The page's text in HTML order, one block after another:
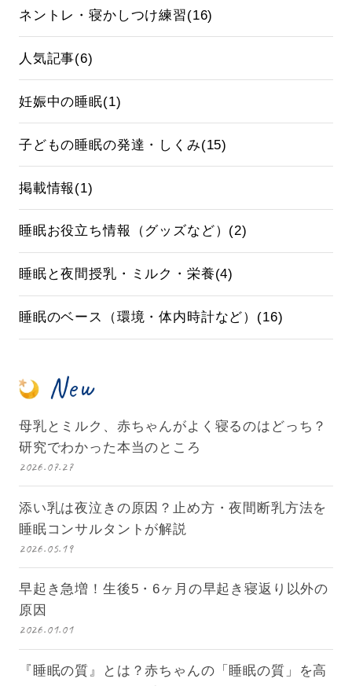
ネントレ・寝かしつけ練習(16)
人気記事(6)
妊娠中の睡眠(1)
子どもの睡眠の発達・しくみ(15)
掲載情報(1)
睡眠お役立ち情報（グッズなど）(2)
睡眠と夜間授乳・ミルク・栄養(4)
睡眠のベース（環境・体内時計など）(16)
New
母乳とミルク、赤ちゃんがよく寝るのはどっち？
研究でわかった本当のところ
2026.07.27
添い乳は夜泣きの原因？止め方・夜間断乳方法を
睡眠コンサルタントが解説
2026.05.19
早起き急増！生後5・6ヶ月の早起き寝返り以外の
原因
2026.01.01
『睡眠の質』とは？赤ちゃんの「睡眠の質」を高